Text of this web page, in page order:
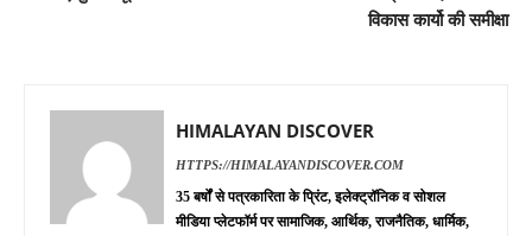
विकास कार्यो की समीक्षा
HIMALAYAN DISCOVER
HTTPS://HIMALAYANDISCOVER.COM
35 बर्षों से पत्रकारिता के प्रिंट, इलेक्ट्रॉनिक व सोशल
मीडिया प्लेटफॉर्म पर सामाजिक, आर्थिक, राजनैतिक, धार्मिक,